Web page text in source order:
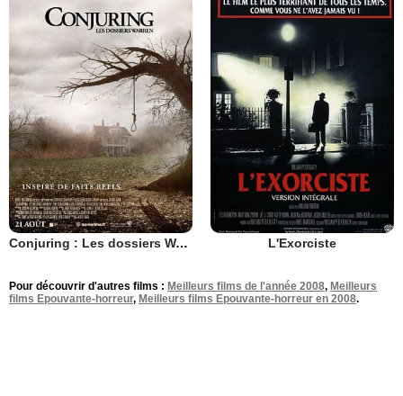
Conjuring : Les dossiers Warren L'Exorciste
Pour découvrir d'autres films : Meilleurs films de l'année 2008, Meilleurs
films Epouvante-horreur, Meilleurs films Epouvante-horreur en 2008.